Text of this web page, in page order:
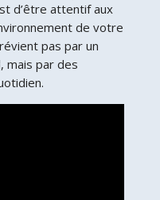
d’être attentif aux
de votre
pas par un
mais par des